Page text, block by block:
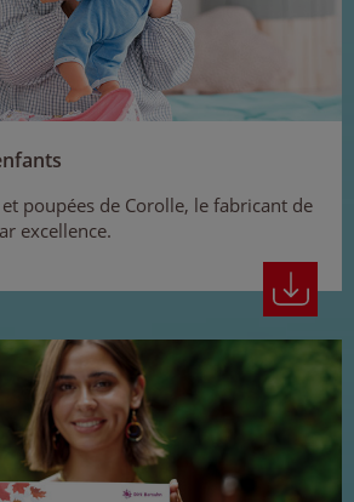
poupées de Corolle, le fabricant de
excellence.